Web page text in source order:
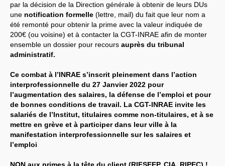
par la décision de la Direction générale à obtenir de leurs DUs
une notification formelle (lettre, mail) du fait que leur nom a
été remonté pour obtenir la prime avec la valeur indiquée de
200€ (ou voisine) et à contacter la CGT-INRAE afin de monter
ensemble un dossier pour recours auprès du tribunal
administratif.
Ce combat à l’INRAE s’inscrit pleinement dans l’action
interprofessionnelle du 27 Janvier 2022 pour
l’augmentation des salaires, la défense de l’emploi et pour
de bonnes conditions de travail. La CGT-INRAE invite les
salariés de l’Institut, titulaires comme non-titulaires, et à se
mettre en grève et à participer dans leur ville à la
manifestation interprofessionnelle sur les salaires et
l’emploi